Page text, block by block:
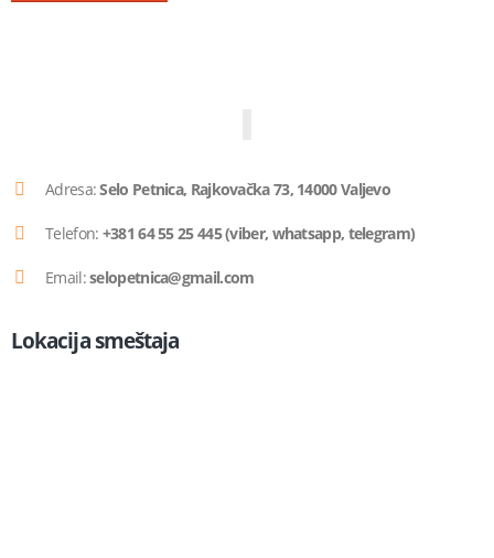
Adresa:Selo Petnica, Rajkovačka 73, 14000 Valjevo
Telefon: +381 64 55 25 445 (viber, whatsapp, telegram)
Email:selopetnica@gmail.com
Lokacija smeštaja